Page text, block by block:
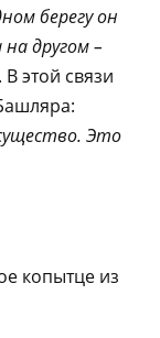
берегу он
другом –
В этой связи
Это
копытце из